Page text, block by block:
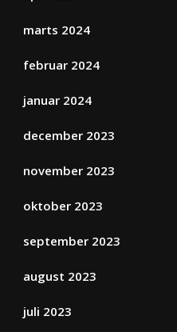
marts 2024
februar 2024
januar 2024
december 2023
november 2023
oktober 2023
september 2023
august 2023
juli 2023